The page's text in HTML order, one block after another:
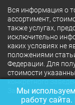
Вся информация о
ассортимент,
также услугах,
исключительно
каких условиях не
положениями
Федерации. Для
стоимости
конкретного
Заведение.
Мы
работу